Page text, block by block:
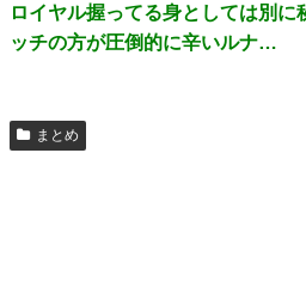
ロイヤル握ってる身としては別に
ッチの方が圧倒的に辛いルナ…
まとめ